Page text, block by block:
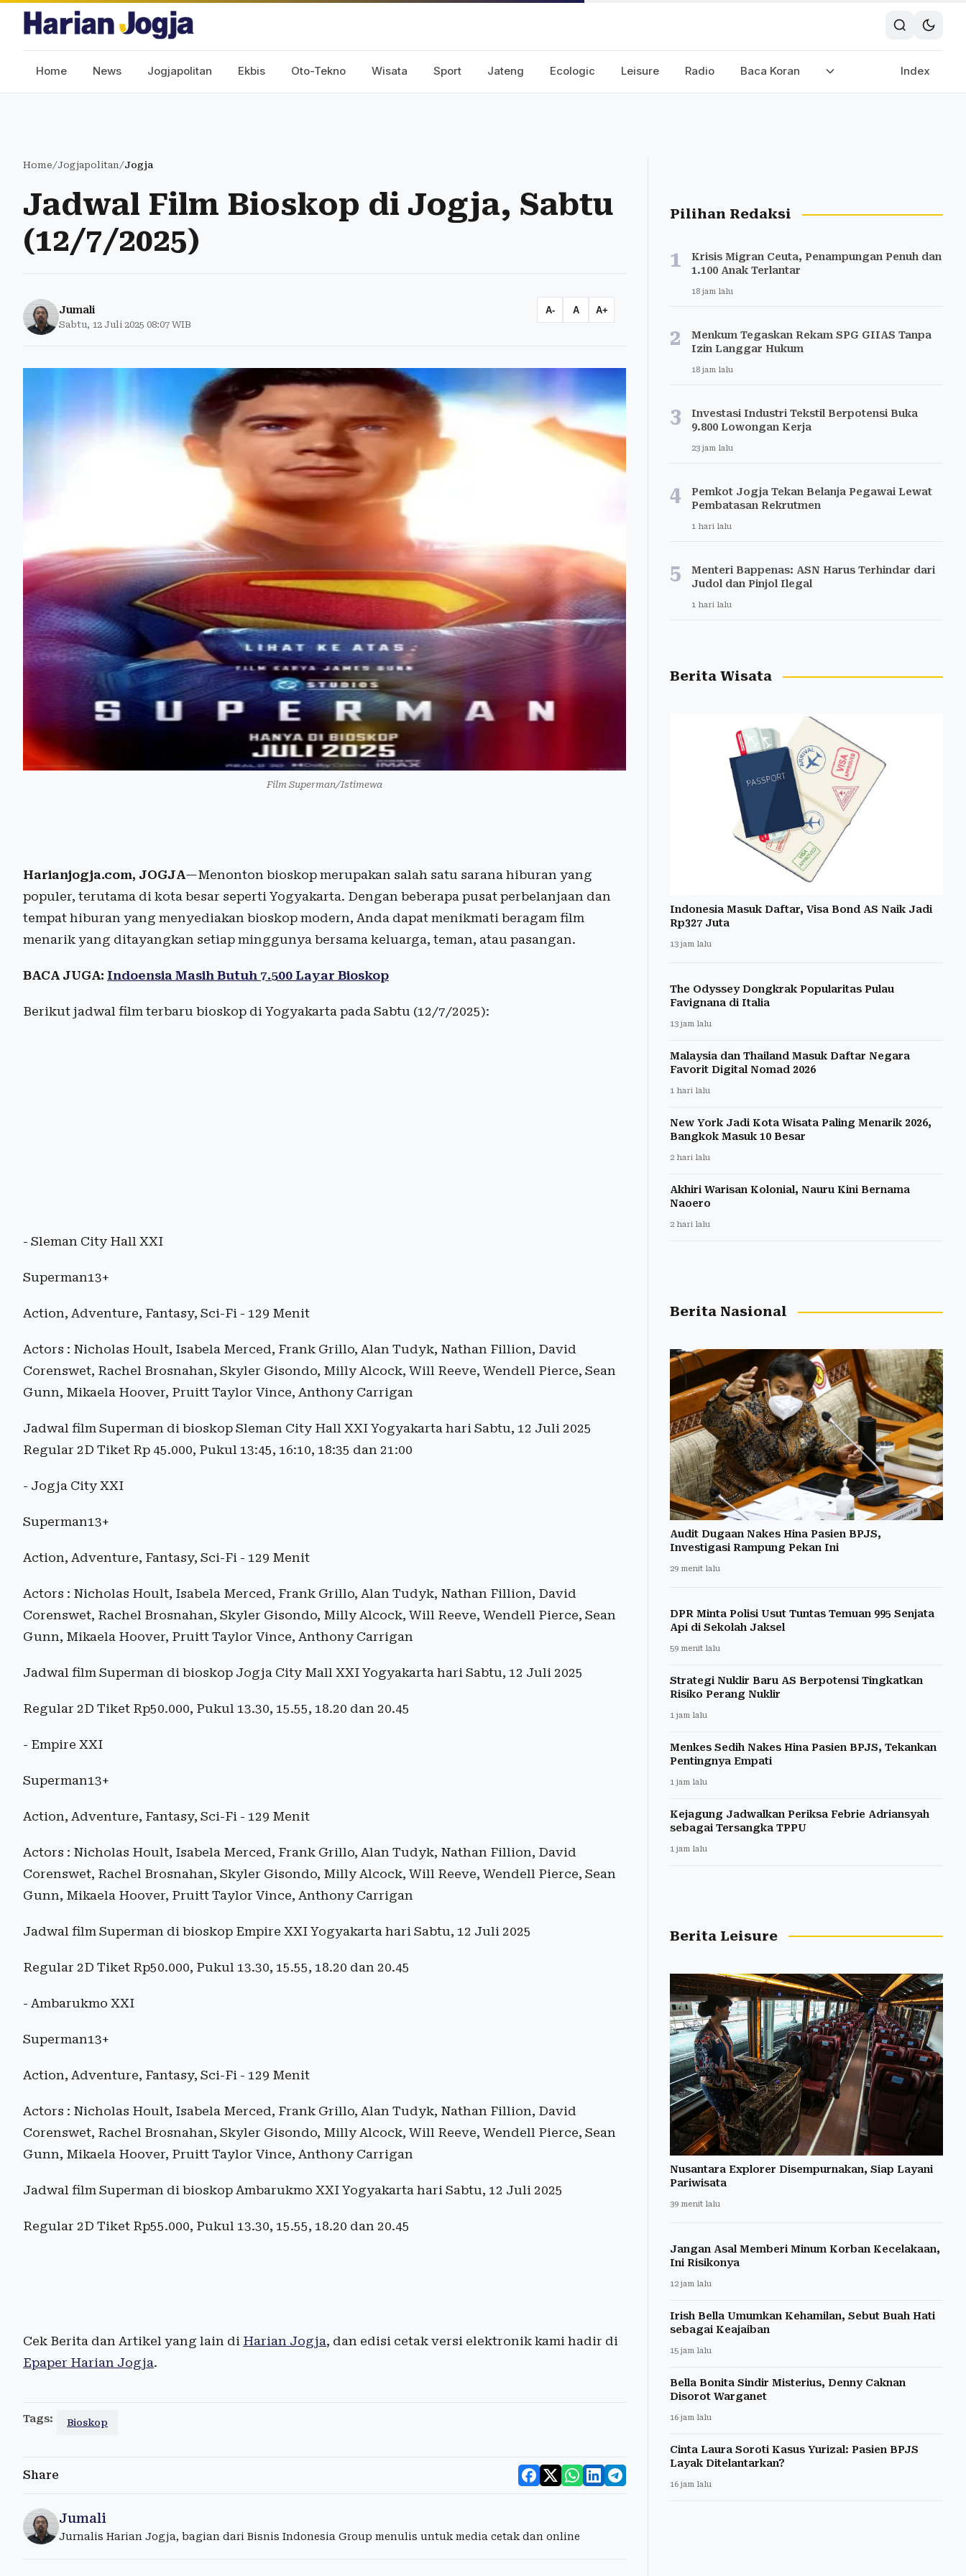
Home News Jogjapolitan Ekbis Oto-Tekno Wisata Sport Jateng Ecologic Leisure Radio Baca Koran Index
Home/Jogjapolitan/Jogja
Jadwal Film Bioskop di Jogja, Sabtu
(12/7/2025)
Jumali
Sabtu, 12 Juli 2025 08:07 WIB
A- A A+
Film Superman/Istimewa
Harianjogja.com, JOGJA—Menonton bioskop merupakan salah satu sarana hiburan yang
populer, terutama di kota besar seperti Yogyakarta. Dengan beberapa pusat perbelanjaan dan
tempat hiburan yang menyediakan bioskop modern, Anda dapat menikmati beragam film
menarik yang ditayangkan setiap minggunya bersama keluarga, teman, atau pasangan.
BACA JUGA: Indoensia Masih Butuh 7.500 Layar Bioskop
Berikut jadwal film terbaru bioskop di Yogyakarta pada Sabtu (12/7/2025):
- Sleman City Hall XXI
Superman13+
Action, Adventure, Fantasy, Sci-Fi - 129 Menit
Actors : Nicholas Hoult, Isabela Merced, Frank Grillo, Alan Tudyk, Nathan Fillion, David
Corenswet, Rachel Brosnahan, Skyler Gisondo, Milly Alcock, Will Reeve, Wendell Pierce, Sean
Gunn, Mikaela Hoover, Pruitt Taylor Vince, Anthony Carrigan
Jadwal film Superman di bioskop Sleman City Hall XXI Yogyakarta hari Sabtu, 12 Juli 2025
Regular 2D Tiket Rp 45.000, Pukul 13:45, 16:10, 18:35 dan 21:00
- Jogja City XXI
Superman13+
Action, Adventure, Fantasy, Sci-Fi - 129 Menit
Actors : Nicholas Hoult, Isabela Merced, Frank Grillo, Alan Tudyk, Nathan Fillion, David
Corenswet, Rachel Brosnahan, Skyler Gisondo, Milly Alcock, Will Reeve, Wendell Pierce, Sean
Gunn, Mikaela Hoover, Pruitt Taylor Vince, Anthony Carrigan
Jadwal film Superman di bioskop Jogja City Mall XXI Yogyakarta hari Sabtu, 12 Juli 2025
Regular 2D Tiket Rp50.000, Pukul 13.30, 15.55, 18.20 dan 20.45
- Empire XXI
Superman13+
Action, Adventure, Fantasy, Sci-Fi - 129 Menit
Actors : Nicholas Hoult, Isabela Merced, Frank Grillo, Alan Tudyk, Nathan Fillion, David
Corenswet, Rachel Brosnahan, Skyler Gisondo, Milly Alcock, Will Reeve, Wendell Pierce, Sean
Gunn, Mikaela Hoover, Pruitt Taylor Vince, Anthony Carrigan
Jadwal film Superman di bioskop Empire XXI Yogyakarta hari Sabtu, 12 Juli 2025
Regular 2D Tiket Rp50.000, Pukul 13.30, 15.55, 18.20 dan 20.45
- Ambarukmo XXI
Superman13+
Action, Adventure, Fantasy, Sci-Fi - 129 Menit
Actors : Nicholas Hoult, Isabela Merced, Frank Grillo, Alan Tudyk, Nathan Fillion, David
Corenswet, Rachel Brosnahan, Skyler Gisondo, Milly Alcock, Will Reeve, Wendell Pierce, Sean
Gunn, Mikaela Hoover, Pruitt Taylor Vince, Anthony Carrigan
Jadwal film Superman di bioskop Ambarukmo XXI Yogyakarta hari Sabtu, 12 Juli 2025
Regular 2D Tiket Rp55.000, Pukul 13.30, 15.55, 18.20 dan 20.45
Cek Berita dan Artikel yang lain di Harian Jogja, dan edisi cetak versi elektronik kami hadir di
Epaper Harian Jogja.
Tags: Bioskop
Share
Jumali
Jurnalis Harian Jogja, bagian dari Bisnis Indonesia Group menulis untuk media cetak dan online
Pilihan Redaksi
1
Krisis Migran Ceuta, Penampungan Penuh dan
1.100 Anak Terlantar
18 jam lalu
2
Menkum Tegaskan Rekam SPG GIIAS Tanpa
Izin Langgar Hukum
18 jam lalu
3
Investasi Industri Tekstil Berpotensi Buka
9.800 Lowongan Kerja
23 jam lalu
4
Pemkot Jogja Tekan Belanja Pegawai Lewat
Pembatasan Rekrutmen
1 hari lalu
5
Menteri Bappenas: ASN Harus Terhindar dari
Judol dan Pinjol Ilegal
1 hari lalu
Berita Wisata
Indonesia Masuk Daftar, Visa Bond AS Naik Jadi
Rp327 Juta
13 jam lalu
The Odyssey Dongkrak Popularitas Pulau
Favignana di Italia
13 jam lalu
Malaysia dan Thailand Masuk Daftar Negara
Favorit Digital Nomad 2026
1 hari lalu
New York Jadi Kota Wisata Paling Menarik 2026,
Bangkok Masuk 10 Besar
2 hari lalu
Akhiri Warisan Kolonial, Nauru Kini Bernama
Naoero
2 hari lalu
Berita Nasional
Audit Dugaan Nakes Hina Pasien BPJS,
Investigasi Rampung Pekan Ini
29 menit lalu
DPR Minta Polisi Usut Tuntas Temuan 995 Senjata
Api di Sekolah Jaksel
59 menit lalu
Strategi Nuklir Baru AS Berpotensi Tingkatkan
Risiko Perang Nuklir
1 jam lalu
Menkes Sedih Nakes Hina Pasien BPJS, Tekankan
Pentingnya Empati
1 jam lalu
Kejagung Jadwalkan Periksa Febrie Adriansyah
sebagai Tersangka TPPU
1 jam lalu
Berita Leisure
Nusantara Explorer Disempurnakan, Siap Layani
Pariwisata
39 menit lalu
Jangan Asal Memberi Minum Korban Kecelakaan,
Ini Risikonya
12 jam lalu
Irish Bella Umumkan Kehamilan, Sebut Buah Hati
sebagai Keajaiban
15 jam lalu
Bella Bonita Sindir Misterius, Denny Caknan
Disorot Warganet
16 jam lalu
Cinta Laura Soroti Kasus Yurizal: Pasien BPJS
Layak Ditelantarkan?
16 jam lalu